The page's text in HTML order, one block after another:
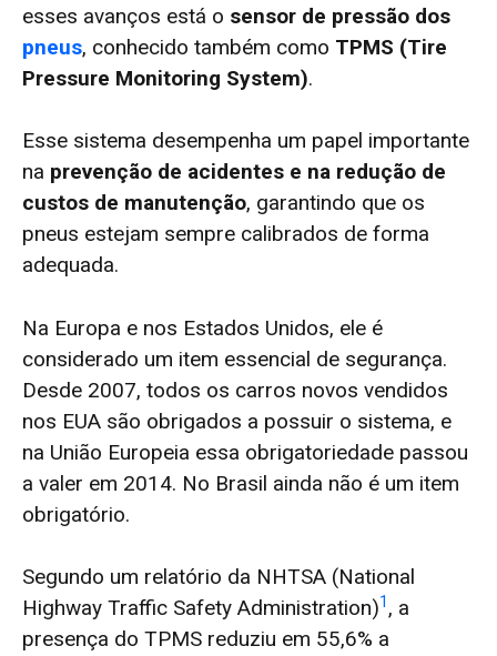
esses avanços está o sensor de pressão dos
pneus, conhecido também como TPMS (Tire
Pressure Monitoring System).
Esse sistema desempenha um papel importante
na prevenção de acidentes e na redução de
custos de manutenção, garantindo que os
pneus estejam sempre calibrados de forma
adequada.
Na Europa e nos Estados Unidos, ele é
considerado um item essencial de segurança.
Desde 2007, todos os carros novos vendidos
nos EUA são obrigados a possuir o sistema, e
na União Europeia essa obrigatoriedade passou
a valer em 2014. No Brasil ainda não é um item
obrigatório.
Segundo um relatório da NHTSA (National
Highway Traffic Safety Administration)1 , a
presença do TPMS reduziu em 55,6% a